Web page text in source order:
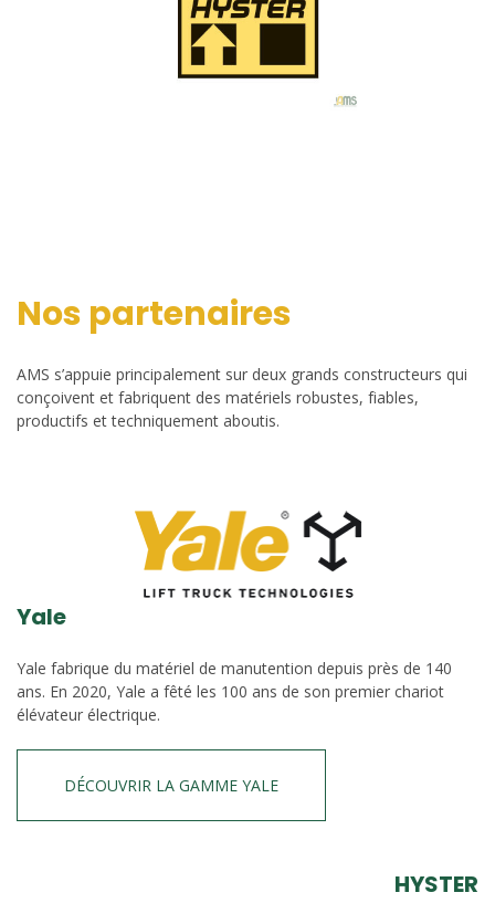
Nos partenaires
AMS s’appuie principalement sur deux grands constructeurs qui
conçoivent et fabriquent des matériels robustes, fiables,
productifs et techniquement aboutis.
Yale
Yale fabrique du matériel de manutention depuis près de 140
ans. En 2020, Yale a fêté les 100 ans de son premier chariot
élévateur électrique.
DÉCOUVRIR LA GAMME YALE
HYSTER